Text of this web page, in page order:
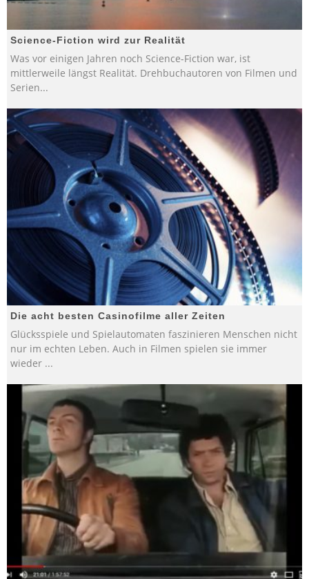
Science-Fiction wird zur Realität
Was vor einigen Jahren noch Science-Fiction war, ist
mittlerweile längst Realität. Drehbuchautoren von Filmen und
Serien...
Die acht besten Casinofilme aller Zeiten
Glücksspiele und Spielautomaten faszinieren Menschen nicht
nur im echten Leben. Auch in Filmen spielen sie immer
wieder ...